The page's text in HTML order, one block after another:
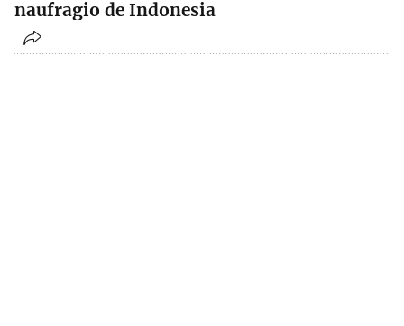
naufragio de Indonesia